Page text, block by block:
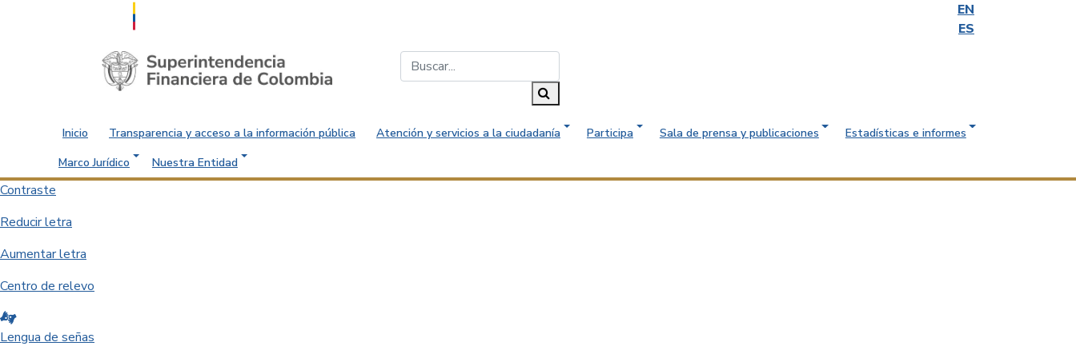
EN
ES
Saltar al contenido principal
Inicio Transparencia y acceso a la información pública Atención y servicios a la ciudadanía Participa Sala de prensa y publicaciones
Estadísticas e informes
Marco Jurídico
Nuestra Entidad
Contraste
Reducir letra
Aumentar letra
Centro de relevo
Lengua de señas